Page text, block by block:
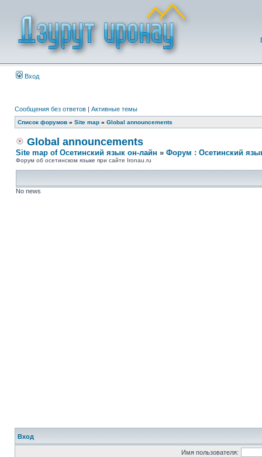
Вход
Сообщения без ответов | Активные темы
Список форумов » Site map » Global announcements
Global announcements
Site map of Осетинский язык он-лайн » Форум : Осетинский
Форум об осетинском языке при сайте Ironau.ru
No news
Вход
Имя пользователя: